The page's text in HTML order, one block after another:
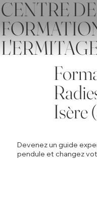
CENTRE DE
Isère
Devenez un guide
pendule et changez